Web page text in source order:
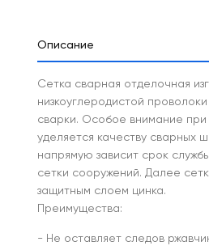
Описание
Сетка сварная отделочная
низкоуглеродистой
сварки. Особое внимание при
уделяется качеству сварных
напрямую зависит срок
сетки сооружений. Далее
защитным слоем цинка.
Преимущества:
- Не оставляет следов